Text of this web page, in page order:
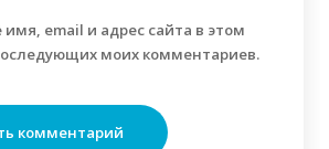
email и адрес сайта в этом
моих комментариев.